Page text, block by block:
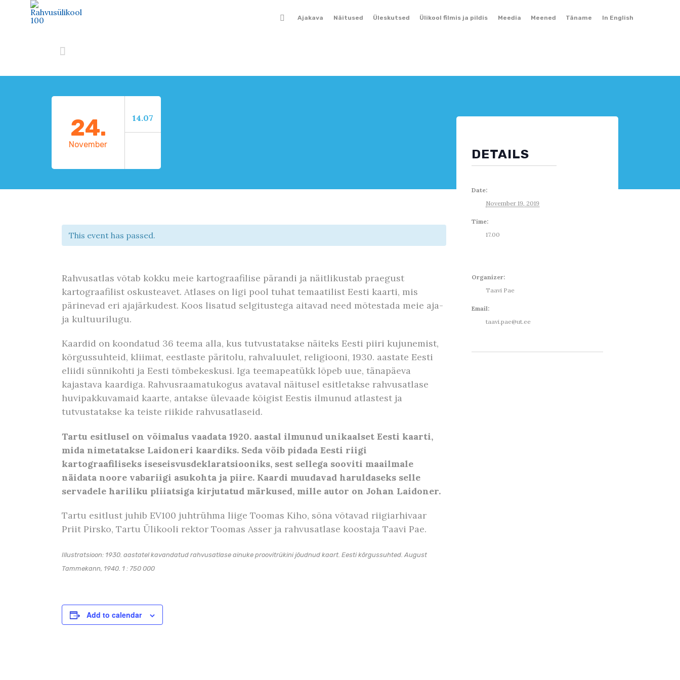
Ajakava Näitused Üleskutsed Ülikool filmis ja pildis Meedia Meened Täname In English

24.
November
14.07
This event has passed.
Rahvusatlas võtab kokku meie kartograafilise pärandi ja näitlikustab praegust
kartograafilist oskusteavet. Atlases on ligi pool tuhat temaatilist Eesti kaarti, mis
pärinevad eri ajajärkudest. Koos lisatud selgitustega aitavad need mõtestada meie aja-
ja kultuurilugu.
Kaardid on koondatud 36 teema alla, kus tutvustatakse näiteks Eesti piiri kujunemist,
kõrgussuhteid, kliimat, eestlaste päritolu, rahvaluulet, religiooni, 1930. aastate Eesti
eliidi sünnikohti ja Eesti tõmbekeskusi. Iga teemapeatükk lõpeb uue, tänapäeva
kajastava kaardiga. Rahvusraamatukogus avataval näitusel esitletakse rahvusatlase
huvipakkuvamaid kaarte, antakse ülevaade kõigist Eestis ilmunud atlastest ja
tutvustatakse ka teiste riikide rahvusatlaseid.
Tartu esitlusel on võimalus vaadata 1920. aastal ilmunud unikaalset Eesti kaarti,
mida nimetatakse Laidoneri kaardiks. Seda võib pidada Eesti riigi
kartograafiliseks iseseisvusdeklaratsiooniks, sest sellega sooviti maailmale
näidata noore vabariigi asukohta ja piire. Kaardi muudavad haruldaseks selle
servadele hariliku pliiatsiga kirjutatud märkused, mille autor on Johan Laidoner.
Tartu esitlust juhib EV100 juhtrühma liige Toomas Kiho, sõna võtavad riigiarhivaar
Priit Pirsko, Tartu Ülikooli rektor Toomas Asser ja rahvusatlase koostaja Taavi Pae.
Illustratsioon: 1930. aastatel kavandatud rahvusatlase ainuke proovitrükini jõudnud kaart. Eesti kõrgussuhted. August
Tammekann, 1940. 1 : 750 000
Add to calendar
DETAILS
Date:
November 19, 2019
Time:
17.00
Organizer:
Taavi Pae
Email:
taavi.pae@ut.ee